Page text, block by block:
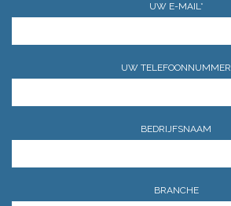
UW E-MAIL*
UW TELEFOONNUMMER
BEDRIJFSNAAM
BRANCHE